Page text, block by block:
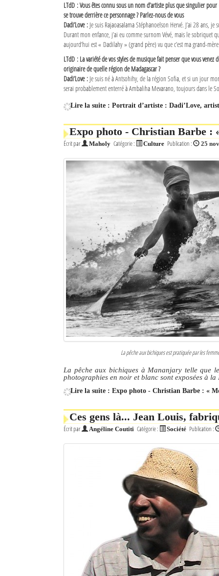
LTdD : Vous êtes connu sous un nom d’artiste plus que singulier
se trouve derrière ce personnage ? Parlez-nous de vous
Dadi’Love : Je suis Rajaoasalama Stéphanoelson Hervé. J’ai 28 ans,
Durant mon enfance, j’ai eu comme surnom Vévé, mais le sobriquet
aujourd’hui est « Dadilahy » (grand père) vu que c’est ma grand-
LTdD : La variété de vos styles de musique fait penser que vous venez
originaire de quelle région de Madagascar ?
Dadi’Love : Je suis né à Antsohihy, de la région Sofia, et si un jour
serai probablement enterré à Ambaliha Mevarano, toujours dans le
Lire la suite : Portrait d’artiste : Dadi’Love,
Expo photo - Christian Barbe :
Écrit par Maholy Catégorie : Culture Publication : 25
La pêche aux bichiques est pratiquée par les
La pêche aux bichiques à Mananjary telle que
photographies en noir et blanc sont exposées à
Lire la suite : Expo photo - Christian Barbe : «
Ces gens là... Jean Louis,
Écrit par Angéline Coutiti Catégorie : Société Publication :